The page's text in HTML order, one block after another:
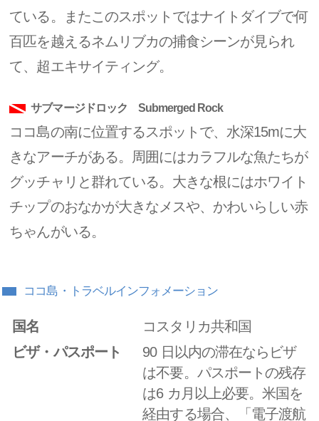
ている。またこのスポットではナイトダイブで何
百匹を越えるネムリブカの捕食シーンが見られ
て、超エキサイティング。
サブマージドロック Submerged Rock
ココ島の南に位置するスポットで、水深15mに大
きなアーチがある。周囲にはカラフルな魚たちが
グッチャリと群れている。大きな根にはホワイト
チップのおなかが大きなメスや、かわいらしい赤
ちゃんがいる。
ココ島・トラベルインフォメーション
国名
コスタリカ共和国
ビザ・パスポート
90 日以内の滞在ならビザ
は不要。パスポートの残存
は6 カ月以上必要。米国を
経由する場合、「電子渡航